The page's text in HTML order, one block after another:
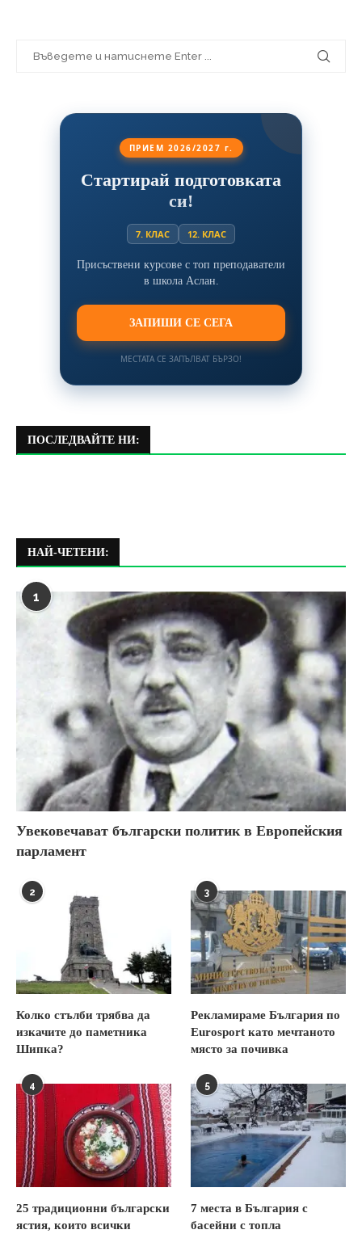
ПРИЕМ 2026/2027 г.
Стартирай подготовката
си!
7. КЛАС 12. КЛАС
Присъствени курсове с топ преподаватели
в школа Аслан.
ЗАПИШИ СЕ СЕГА
МЕСТАТА СЕ ЗАПЪЛВАТ БЪРЗО!
ПОСЛЕДВАЙТЕ НИ:
НАЙ-ЧЕТЕНИ:
1
Увековечават български политик в Европейския
парламент
2
Колко стълби трябва да
изкачите до паметника
Шипка?
3
Рекламираме България по
Eurosport като мечтаното
място за почивка
4
25 традиционни български
ястия, които всички
5
7 места в България с
басейни с топла